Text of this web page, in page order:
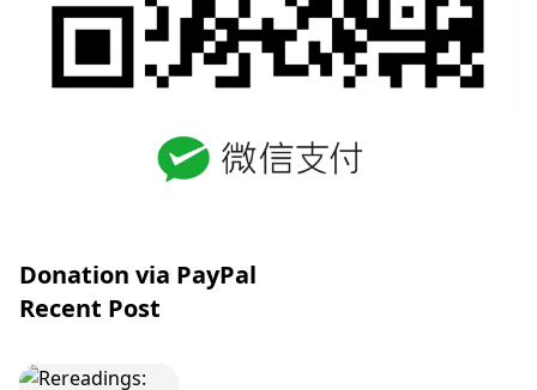
Donation via PayPal
Recent Post